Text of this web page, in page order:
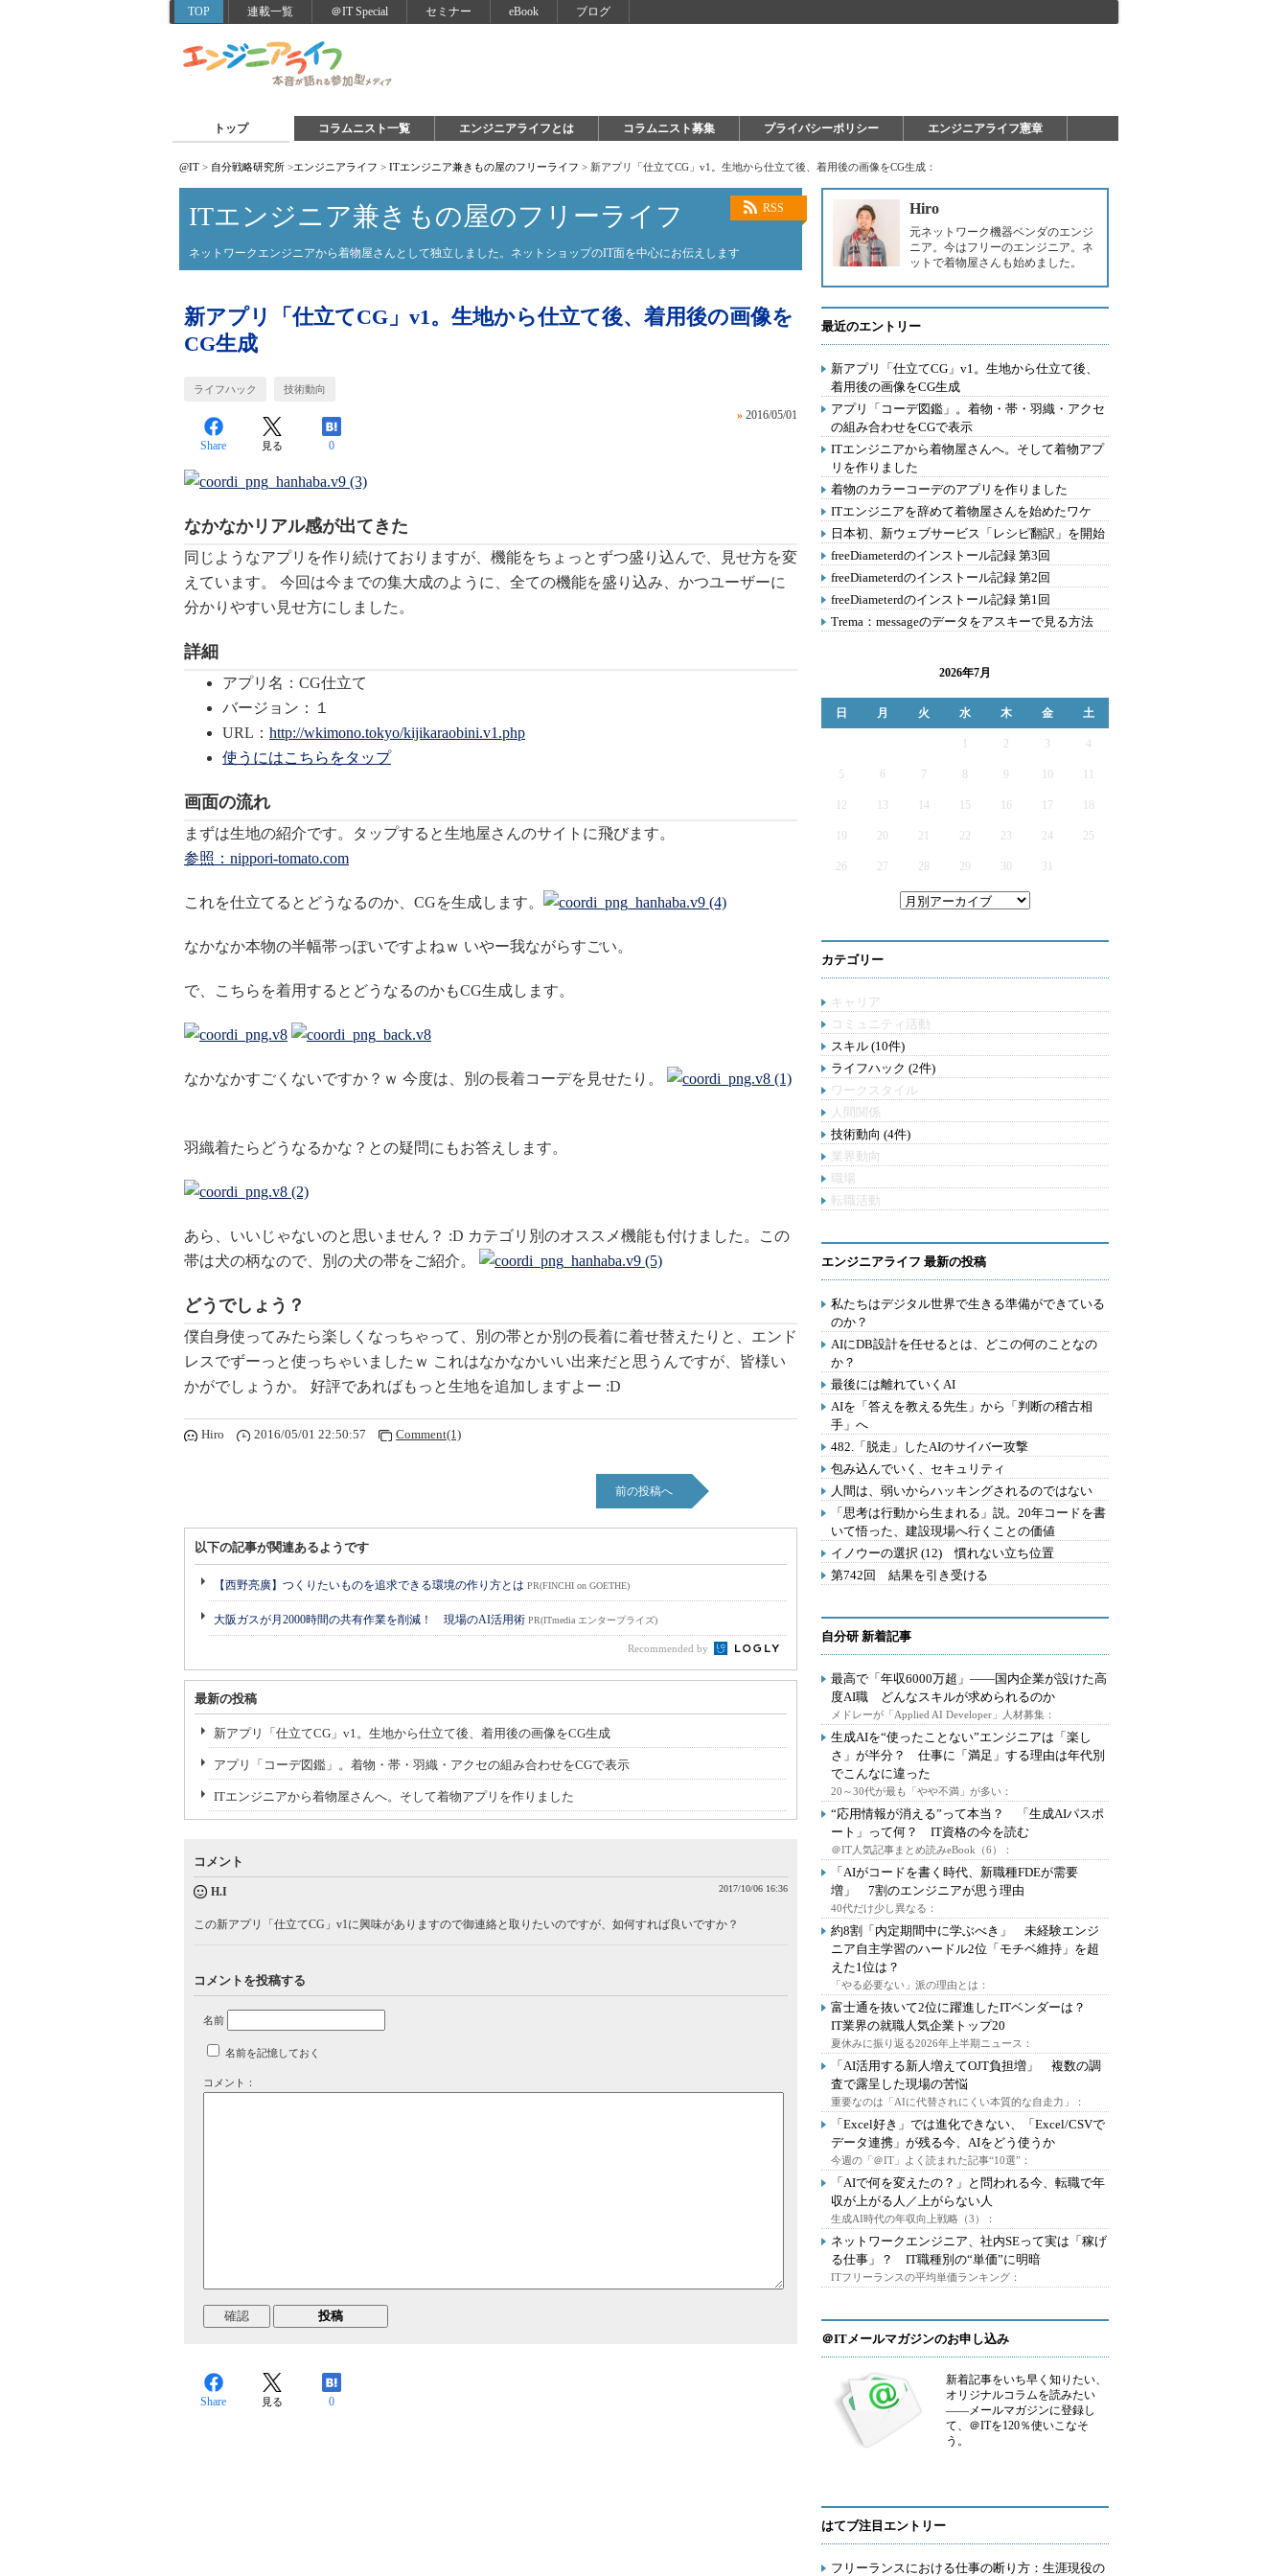
TOP 連載一覧 ＠IT Special セミナー eBook ブログ
トップ コラムニスト一覧 エンジニアライフとは コラムニスト募集 プライバシーポリシー エンジニアライフ憲章
@IT > 自分戦略研究所 >エンジニアライフ > ITエンジニア兼きもの屋のフリーライフ > 新アプリ「仕立てCG」v1。生地から仕立て後、着用後の画像をCG生成：
RSS
ITエンジニア兼きもの屋のフリーライフ
ネットワークエンジニアから着物屋さんとして独立しました。ネットショップのIT面を中心にお伝えします
新アプリ「仕立てCG」v1。生地から仕立て後、着用後の画像を
CG生成
ライフハック 技術動向
» 2016/05/01
Share 見る 0
なかなかリアル感が出てきた
同じようなアプリを作り続けておりますが、機能をちょっとずつ盛り込んで、見せ方を変
えています。 今回は今までの集大成のように、全ての機能を盛り込み、かつユーザーに
分かりやすい見せ方にしました。
詳細
アプリ名：CG仕立て
バージョン：１
URL： http://wkimono.tokyo/kijikaraobini.v1.php
使うにはこちらをタップ
画面の流れ
まずは生地の紹介です。タップすると生地屋さんのサイトに飛びます。
参照：nippori-tomato.com
これを仕立てるとどうなるのか、CGを生成します。
なかなか本物の半幅帯っぽいですよねｗ いやー我ながらすごい。
で、こちらを着用するとどうなるのかもCG生成します。
なかなかすごくないですか？ｗ 今度は、別の長着コーデを見せたり。
羽織着たらどうなるかな？との疑問にもお答えします。
あら、いいじゃないのと思いません？ :D カテゴリ別のオススメ機能も付けました。この
帯は犬の柄なので、別の犬の帯をご紹介。
どうでしょう？
僕自身使ってみたら楽しくなっちゃって、別の帯とか別の長着に着せ替えたりと、エンド
レスでずーっと使っちゃいましたｗ これはなかなかいい出来だと思うんですが、皆様い
かがでしょうか。 好評であればもっと生地を追加しますよー :D
Hiro 2016/05/01 22:50:57 Comment(1)
前の投稿へ
以下の記事が関連あるようです
【西野亮廣】つくりたいものを追求できる環境の作り方とは PR(FINCHI on GOETHE)
大阪ガスが月2000時間の共有作業を削減！ 現場のAI活用術 PR(ITmedia エンタープライズ)
Recommended by
最新の投稿
新アプリ「仕立てCG」v1。生地から仕立て後、着用後の画像をCG生成
アプリ「コーデ図鑑」。着物・帯・羽織・アクセの組み合わせをCGで表示
ITエンジニアから着物屋さんへ。そして着物アプリを作りました
コメント
H.I 2017/10/06 16:36
この新アプリ「仕立てCG」v1に興味がありますので御連絡と取りたいのですが、如何すれば良いですか？
コメントを投稿する
名前
名前を記憶しておく
コメント：
Share 見る 0
Hiro
元ネットワーク機器ベンダのエンジ
ニア。今はフリーのエンジニア。ネ
ットで着物屋さんも始めました。
最近のエントリー
新アプリ「仕立てCG」v1。生地から仕立て後、
着用後の画像をCG生成
アプリ「コーデ図鑑」。着物・帯・羽織・アクセ
の組み合わせをCGで表示
ITエンジニアから着物屋さんへ。そして着物アプ
リを作りました
着物のカラーコーデのアプリを作りました
ITエンジニアを辞めて着物屋さんを始めたワケ
日本初、新ウェブサービス「レシピ翻訳」を開始
freeDiameterdのインストール記録 第3回
freeDiameterdのインストール記録 第2回
freeDiameterdのインストール記録 第1回
Trema：messageのデータをアスキーで見る方法
2026年7月
日 月 火 水 木 金 土
2 3 4
5 6 7 9
12 13 14 15 16 17
19 20 21 22 23 24 25
26 27 28 29 30 31
カテゴリー
キャリア
コミュニティ活動
スキル (10件)
ライフハック (2件)
ワークスタイル
人間関係
技術動向 (4件)
業界動向
職場
転職活動
エンジニアライフ 最新の投稿
私たちはデジタル世界で生きる準備ができている
のか？
AIにDB設計を任せるとは、どこの何のことなの
か？
最後には離れていくAI
AIを「答えを教える先生」から「判断の稽古相
手」へ
482.「脱走」したAIのサイバー攻撃
包み込んでいく、セキュリティ
人間は、弱いからハッキングされるのではない
「思考は行動から生まれる」説。20年コードを書
いて悟った、建設現場へ行くことの価値
イノウーの選択 (12) 慣れない立ち位置
第742回 結果を引き受ける
自分研 新着記事
最高で「年収6000万超」――国内企業が設けた高
度AI職 どんなスキルが求められるのか
メドレーが「Applied AI Developer」人材募集：
生成AIを“使ったことない”エンジニアは「楽し
さ」が半分？ 仕事に「満足」する理由は年代別
でこんなに違った
20～30代が最も「やや不満」が多い：
“応用情報が消える”って本当？ 「生成AIパスポ
ート」って何？ IT資格の今を読む
＠IT人気記事まとめ読みeBook（6）：
「AIがコードを書く時代、新職種FDEが需要
増」 7割のエンジニアが思う理由
40代だけ少し異なる：
約8割「内定期間中に学ぶべき」 未経験エンジ
ニア自主学習のハードル2位「モチベ維持」を超
えた1位は？
「やる必要ない」派の理由とは：
富士通を抜いて2位に躍進したITベンダーは？
IT業界の就職人気企業トップ20
夏休みに振り返る2026年上半期ニュース：
「AI活用する新人増えてOJT負担増」 複数の調
査で露呈した現場の苦悩
重要なのは「AIに代替されにくい本質的な自走力」：
「Excel好き」では進化できない、「Excel/CSVで
データ連携」が残る今、AIをどう使うか
今週の「＠IT」よく読まれた記事“10選”：
「AIで何を変えたの？」と問われる今、転職で年
収が上がる人／上がらない人
生成AI時代の年収向上戦略（3）：
ネットワークエンジニア、社内SEって実は「稼げ
る仕事」？ IT職種別の“単価”に明暗
ITフリーランスの平均単価ランキング：
＠ITメールマガジンのお申し込み
新着記事をいち早く知りたい、
オリジナルコラムを読みたい
――メールマガジンに登録し
て、＠ITを120％使いこなそ
う。
はてブ注目エントリー
フリーランスにおける仕事の断り方：生涯現役の